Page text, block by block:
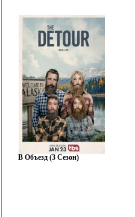
В Объезд (3 Сезон)